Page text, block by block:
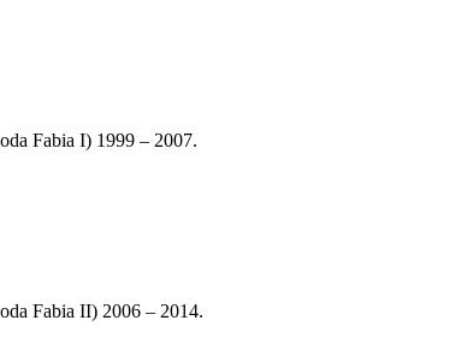
Fabia I) 1999 – 2007.
Fabia II) 2006 – 2014.